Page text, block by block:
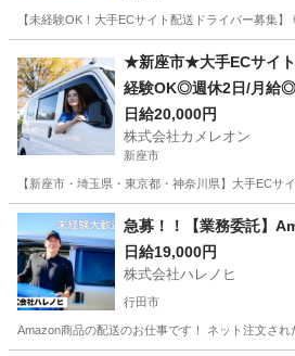
【未経験OK！大手ECサイト配送ドライバー募集
ドライバー 積み込み
★新座市★大手ECサイ
経験OK◎週休2日/月給◎
日給20,000円
株式会社カメレオン
新座市
【新座市・埼玉県・東京都・神奈川県】大手EC
埼玉 新座市 ドライバー 積み込み
急募！！【業務委託】
日給19,000円
株式会社ハレノヒ
行田市
Amazon商品の配送のお仕事です！ ネット注文さ